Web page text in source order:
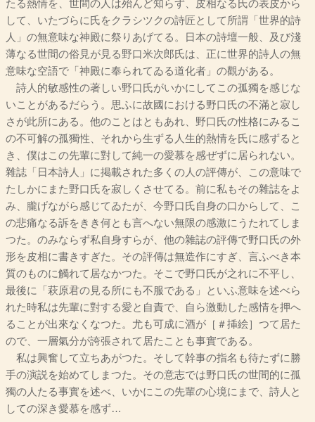
たる熱情を、世間の人は殆んど知らず、皮相なる氏の表皮から
して、いたづらに氏をクラシツクの詩匠として所謂「世界的詩
人」の無意味な神殿に祭りあげてる。日本の詩壇一般、及び淺
薄なる世間の俗見が見る野口米次郎氏は、正に世界的詩人の無
意味な空語で「神殿に奉られてゐる道化者」の觀がある。
詩人的敏感性の著しい野口氏がいかにしてこの孤獨を感じな
いことがあるだらう。思ふに故國における野口氏の不滿と寂し
さが此所にある。他のことはともあれ、野口氏の性格にみるこ
の不可解の孤獨性、それから生ずる人生的熱情を氏に感ずると
き、僕はこの先輩に對して純一の愛慕を感ぜずに居られない。
雜誌「日本詩人」に掲載された多くの人の評傳が、この意味で
たしかにまた野口氏を寂しくさせてる。前に私もその雜誌をよ
み、朧げながら感じてゐたが、今野口氏自身の口からして、こ
の悲痛なる訴をきき何とも言へない無限の感激にうたれてしま
つた。のみならず私自身すらが、他の雜誌の評傳で野口氏の外
形を皮相に書きすぎた。その評傳は無造作にすぎ、言ふべき本
質のものに觸れて居なかつた。そこで野口氏が之れに不平し、
最後に「萩原君の見る所にも不服である」といふ意味を述べら
れた時私は先輩に對する愛と自責で、自ら激動した感情を押へ
ることが出來なくなつた。尤も可成に酒が［＃挿絵］つて居た
ので、一層氣分が誇張されて居たことも事實である。
私は興奮して立ちあがつた。そして幹事の指名も待たずに勝
手の演説を始めてしまつた。その意志では野口氏の世間的に孤
獨の人たる事實を述べ、いかにこの先輩の心境にまで、詩人と
しての深き愛慕を感ず…